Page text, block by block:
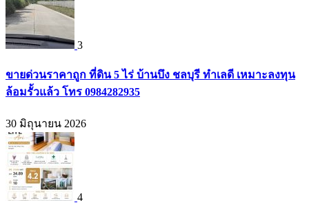
3
ขายด่วนราคาถูก ที่ดิน 5 ไร่ บ้านบึง ชลบุรี ทำเลดี เหมาะลงทุน
ล้อมรั้วแล้ว โทร 0984282935
30 มิถุนายน 2026
4